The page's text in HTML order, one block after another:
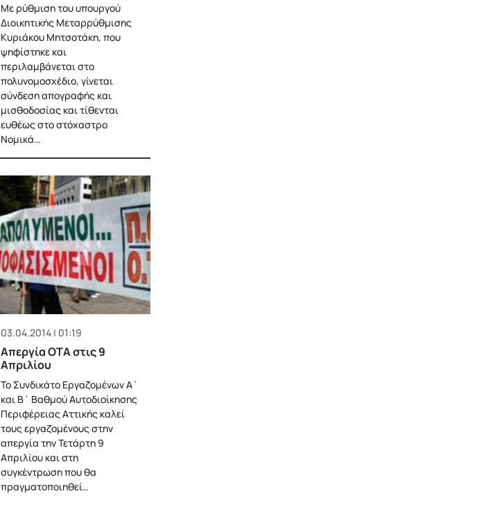
Με ρύθμιση του υπουργού
Διοικητικής Μεταρρύθμισης
Κυριάκου Μητσοτάκη, που
ψηφίστηκε και
περιλαμβάνεται στο
πολυνομοσχέδιο, γίνεται
σύνδεση απογραφής και
μισθοδοσίας και τίθενται
ευθέως στο στόχαστρο
Νομικά…
03.04.2014 | 01:19
Απεργία ΟΤΑ στις 9
Απριλίου
Το Συνδικάτο Εργαζομένων Α΄
και Β΄ Βαθμού Αυτοδιοίκησης
Περιφέρειας Αττικής καλεί
τους εργαζομένους στην
απεργία την Τετάρτη 9
Απριλίου και στη
συγκέντρωση που θα
πραγματοποιηθεί…